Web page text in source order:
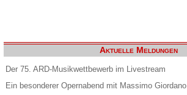
Aktuelle Meldungen
Der 75. ARD-Musikwettbewerb im Livestream
Ein besonderer Opernabend mit Massimo Giordano